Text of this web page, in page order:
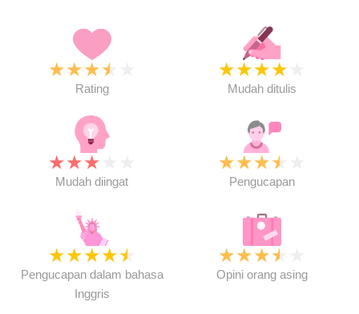
★★★★
Rating
★★★★
Mudah ditulis
★★★
Mudah diingat
★★★★
Pengucapan
★★★★★
Pengucapan dalam bahasa
Inggris
★★★★
Opini orang asing